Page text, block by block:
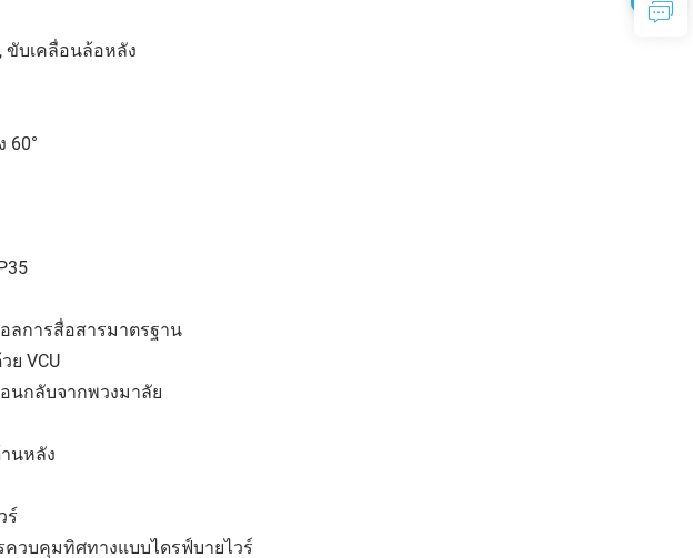
ขับเคลื่อนล้อหลัง
60°
ลการสื่อสารมาตรฐาน
ย VCU
อนกลับจากพวงมาลัย
นหลัง
ร์
วบคุมทิศทางแบบไดรฟ์บายไวร์